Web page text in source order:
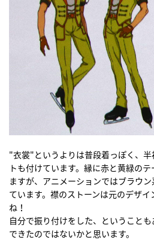
"衣裳"というよりは普段着っぽく、
トも付けています。縁に赤と黄緑の
ますが、アニメーションではブラウ
ています。襟のストーンは元のデザ
ね！
自分で振り付けをした、ということ
できたのではないかと思います。